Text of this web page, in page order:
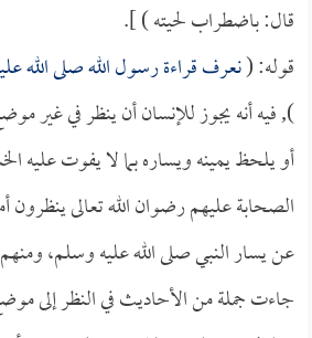
قال: باضطراب لحيته ) ].
قوله: (نعرف قراءة رسول الله صلى الله
), فيه أنه يجوز للإنسان أن ينظر في غير
أو يلحظ يمينه ويساره بما لا يفوت عليه
الصحابة عليهم رضوان الله تعالى
عن يسار النبي صلى الله عليه وسلم،
جاءت جملة من الأحاديث في النظر إلى